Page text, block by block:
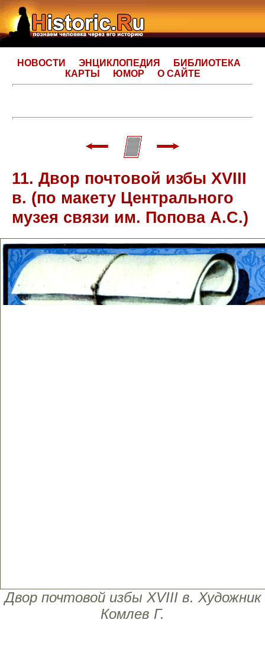
НОВОСТИ ЭНЦИКЛОПЕДИЯ
БИБЛИОТЕКА
КАРТЫ
ЮМОР О САЙТЕ
11. Двор почтовой избы XVIII
в. (по макету Центрального
музея связи им. Попова А.С.)
Двор почтовой избы XVIII в. Художник
Комлев Г.